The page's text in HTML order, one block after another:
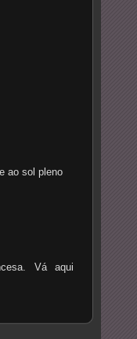
ao sol pleno
Vá aqui